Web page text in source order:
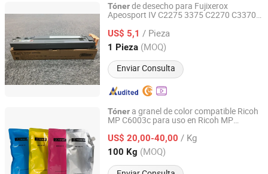
Tónerde desecho para Fujixerox
Apeosport IV C2275 3375 C2270 C3370
US$ 5,1 / Pieza
1 Pieza (MOQ)
Enviar Consulta
GuangZhou Microstep Office Equipments Co.,LTD
Guangdong, China Desde 2025
Tóner a granel de color compatible Ricoh
MP C6003c para uso en Ricoh MP
US$ 20,00-40,00 / Kg
100 Kg (MOQ)
Cangzhou ASC Toner Production Ltd.
Hebei, China Desde 2021